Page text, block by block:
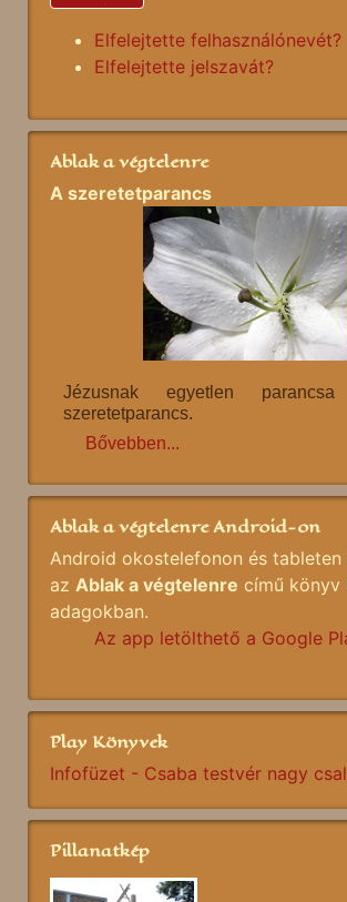
Elfelejtette felhasználónevét?
Elfelejtette jelszavát?
Ablak a végtelenre
A szeretetparancs
Jézusnak egyetlen
szeretetparancs.
Bővebben...
Ablak a végtelenre Android-on
Android okostelefonon és tableten
az Ablak a végtelenre című könyv
adagokban.
Az app letölthető a Google
Play Könyvek
Infofüzet - Csaba testvér nagy
Pillanatkép